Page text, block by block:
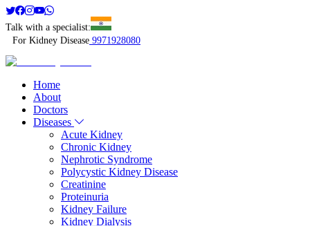
Talk with a specialist:
For Kidney Disease 9971928080
Home
About
Doctors
Diseases
Acute Kidney
Chronic Kidney
Nephrotic Syndrome
Polycystic Kidney Disease
Creatinine
Proteinuria
Kidney Failure
Kidney Dialysis